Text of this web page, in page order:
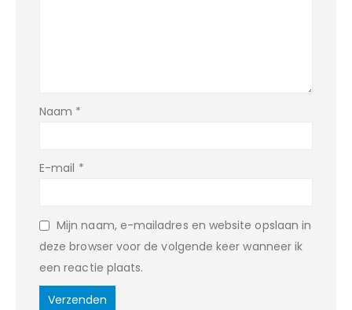
Naam *
E-mail *
Mijn naam, e-mailadres en website opslaan in
deze browser voor de volgende keer wanneer ik
een reactie plaats.